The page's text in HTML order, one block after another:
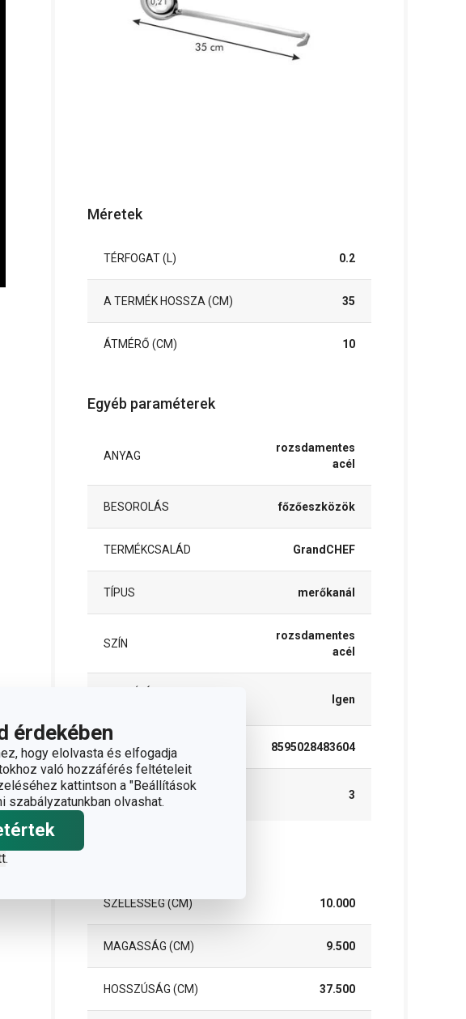
érdekében
hogy elolvasta és elfogadja
való hozzáférés feltételeit
kattintson a "Beállítások
szabályzatunkban olvashat.
.
Méretek
TÉRFOGAT (L) 0.2
A TERMÉK HOSSZA (CM) 35
ÁTMÉRŐ (CM) 10
Egyéb paraméterek
ANYAG
rozsdamentes
acél
BESOROLÁS főzőeszközök
TERMÉKCSALÁD GrandCHEF
TÍPUS merőkanál
SZÍN
rozsdamentes
acél
Igen
EAN 8595028483604
A GARANCIÁLIS IDŐSZAK
(ÉVEKBEN)
3
SZÉLESSÉG (CM) 10.000
MAGASSÁG (CM) 9.500
HOSSZÚSÁG (CM) 37.500